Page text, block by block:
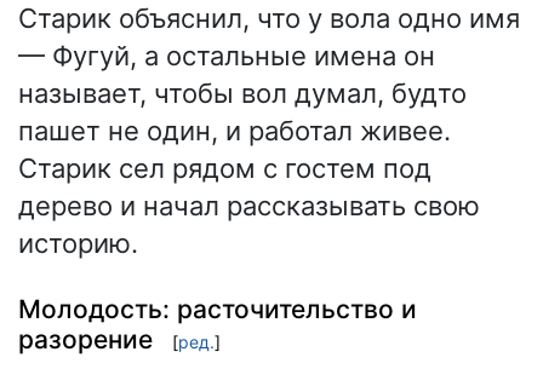
Старик объяснил, что у вола одно имя
— Фугуй, а остальные имена он
называет, чтобы вол думал, будто
пашет не один, и работал живее.
Старик сел рядом с гостем под
дерево и начал рассказывать свою
историю.
Молодость: расточительство и
разорение
[ред.]